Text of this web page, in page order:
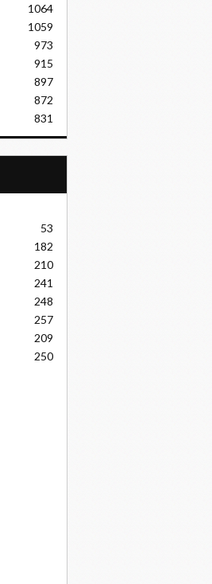
1064
1059
973
915
897
872
831
53
182
210
241
248
257
209
250